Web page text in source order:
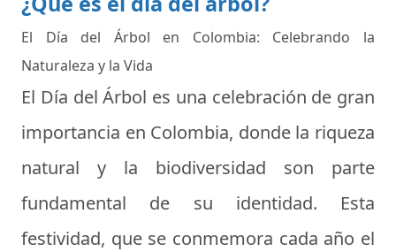
El Día del Árbol en Colombia: Celebrando la
Naturaleza y la Vida
El Día del Árbol es una celebración de gran
importancia en Colombia, donde la riqueza
natural y la biodiversidad son parte
fundamental de su identidad. Esta
festividad, que se conmemora cada año el